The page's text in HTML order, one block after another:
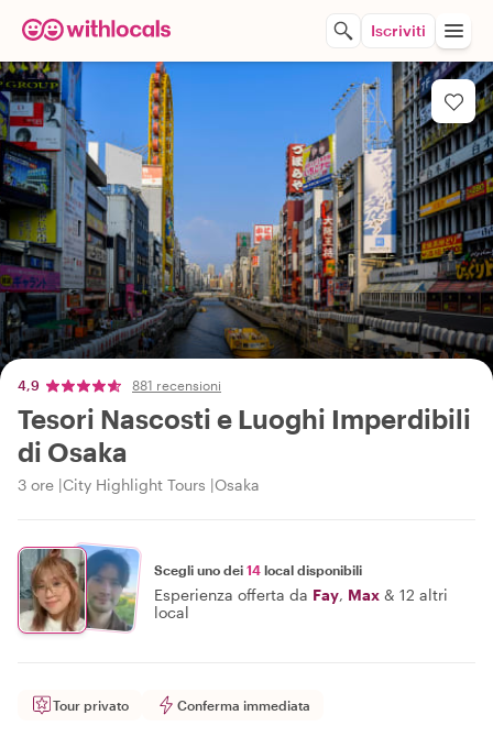
Iscriviti
4,9 881 recensioni
Tesori Nascosti e Luoghi Imperdibili
di Osaka
3 ore City Highlight Tours Osaka
Scegli uno dei 14 local disponibili
Esperienza offerta da Fay, Max & 12 altri
local
Tour privato Conferma immediata